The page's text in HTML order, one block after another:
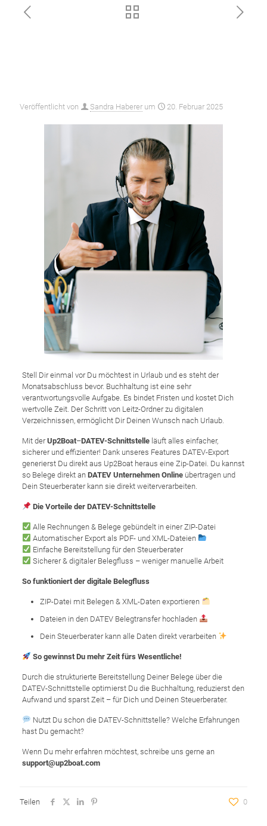
Veröffentlicht von Sandra Haberer um 20. Februar 2025
Stell Dir einmal vor Du möchtest in Urlaub und es steht der
Monatsabschluss bevor. Buchhaltung ist eine sehr
verantwortungsvolle Aufgabe. Es bindet Fristen und kostet Dich
wertvolle Zeit. Der Schritt von Leitz-Ordner zu digitalen
Verzeichnissen, ermöglicht Dir Deinen Wunsch nach Urlaub.
Mit derUp2Boat–DATEV-Schnittstelleläuft alles einfacher,
sicherer und effizienter! Dank unseres Features DATEV-Export
generierst Du direkt aus Up2Boat heraus eine Zip-Datei. Du kannst
so Belege direkt anDATEV Unternehmen Onlineübertragen und
Dein Steuerberater kann sie direkt weiterverarbeiten.
Die Vorteile der DATEV-Schnittstelle
Alle Rechnungen & Belege gebündelt in einer ZIP-Datei
Automatischer Export als PDF- und XML-Dateien
Einfache Bereitstellung für den Steuerberater
Sicherer & digitaler Belegfluss – weniger manuelle Arbeit
So funktioniert der digitale Belegfluss
ZIP-Datei mit Belegen & XML-Daten exportieren
Dateien in den DATEV Belegtransfer hochladen
Dein Steuerberater kann alle Daten direkt verarbeiten
So gewinnst Du mehr Zeit fürs Wesentliche!
Durch die strukturierte Bereitstellung Deiner Belege über die
DATEV-Schnittstelle optimierst Du die Buchhaltung, reduzierst den
Aufwand und sparst Zeit – für Dich und Deinen Steuerberater.
Nutzt Du schon die DATEV-Schnittstelle? Welche Erfahrungen
hast Du gemacht?
Wenn Du mehr erfahren möchtest, schreibe uns gerne an
support@up2boat.com
Teilen 0